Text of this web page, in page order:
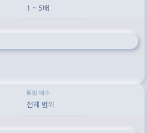
1 ~ 5배
전체 범위